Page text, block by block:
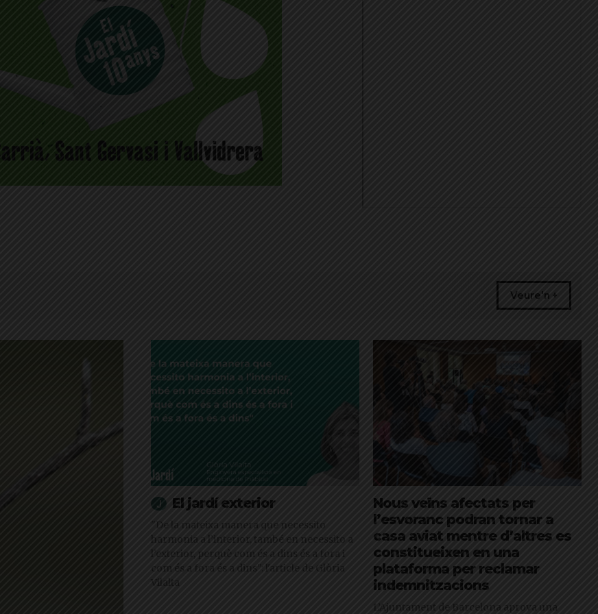
Veure'n +
El jardí exterior
"De la mateixa manera que necessito
harmonia a l’interior, també en necessito a
l’exterior, perquè com és a dins és a fora i
com és a fora és a dins": l'article de Glòria
Vilalta
Nous veïns afectats per
l’esvoranc podran tornar a
casa aviat mentre d’altres es
constitueixen en una
plataforma per reclamar
indemnitzacions
L’Ajuntament de Barcelona aprova una